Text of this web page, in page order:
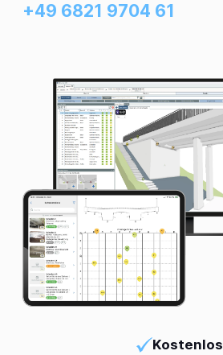
+49 6821 9704 61
Kostenlos